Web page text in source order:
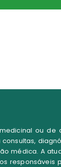
ou
médica. A